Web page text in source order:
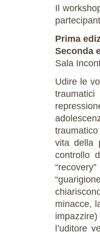
Il
Prima
Seconda
Sala
Udire le
vita della
controllo
minacce,
l’uditore